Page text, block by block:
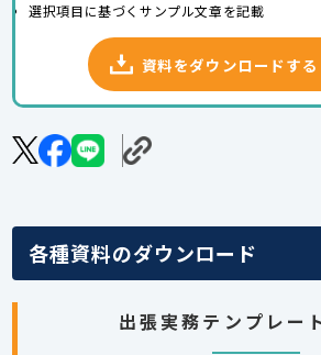
選択項目に基づくサンプル文章を記載
資料をダウンロードする
各種資料のダウンロード
出張実務テンプレー